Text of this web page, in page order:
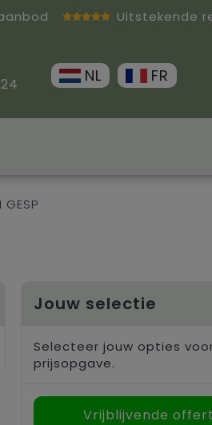
Uitstekende
NL FR
GESP
Jouw selectie
Selecteer jouw opties
prijsopgave.
Vrijblijvende